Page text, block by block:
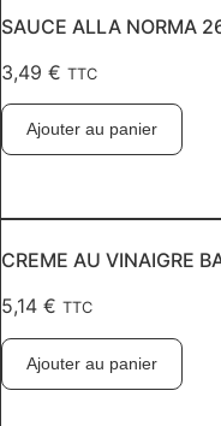
SAUCE ALLA NORMA
3,49 € TTC
Ajouter au panier
CREME AU VINAIGRE
5,14 € TTC
Ajouter au panier